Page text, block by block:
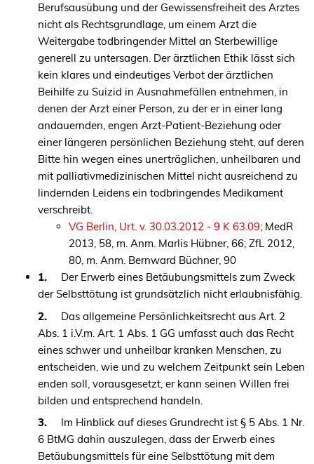
Berufsausübung und der Gewissensfreiheit des Arztes
nicht als Rechtsgrundlage, um einem Arzt die
Weitergabe todbringender Mittel an Sterbewillige
generell zu untersagen. Der ärztlichen Ethik lässt sich
kein klares und eindeutiges Verbot der ärztlichen
Beihilfe zu Suizid in Ausnahmefällen entnehmen, in
denen der Arzt einer Person, zu der er in einer lang
andauernden, engen Arzt-Patient-Beziehung oder
einer längeren persönlichen Beziehung steht, auf deren
Bitte hin wegen eines unerträglichen, unheilbaren und
mit palliativmedizinischen Mittel nicht ausreichend zu
lindernden Leidens ein todbringendes Medikament
verschreibt.
VG Berlin, Urt. v. 30.03.2012 - 9 K 63.09; MedR
2013, 58, m. Anm. Marlis Hübner, 66; ZfL 2012,
80, m. Anm. Bernward Büchner, 90
1. Der Erwerb eines Betäubungsmittels zum Zweck
der Selbsttötung ist grundsätzlich nicht erlaubnisfähig.
2. Das allgemeine Persönlichkeitsrecht aus Art. 2
Abs. 1 i.V.m. Art. 1 Abs. 1 GG umfasst auch das Recht
eines schwer und unheilbar kranken Menschen, zu
entscheiden, wie und zu welchem Zeitpunkt sein Leben
enden soll, vorausgesetzt, er kann seinen Willen frei
bilden und entsprechend handeln.
3.
Im Hinblick auf dieses Grundrecht ist § 5 Abs. 1 Nr.
6 BtMG dahin auszulegen, dass der Erwerb eines
Betäubungsmittels für eine Selbsttötung mit dem